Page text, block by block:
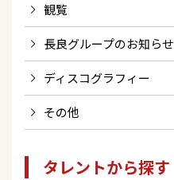
観覧
長良グループのお知らせ
ディスコグラフィー
その他
タレントから探す